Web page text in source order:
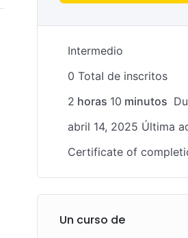
Intermedio
0 TotaI de inscritos
2 horas 10 minutos
abril 14, 2025 Última
Certificate of
Un curso de